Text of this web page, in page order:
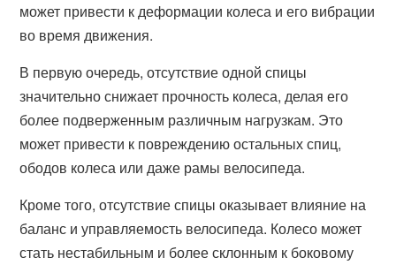
может привести к деформации колеса и его вибрации
во время движения.
В первую очередь, отсутствие одной спицы
значительно снижает прочность колеса, делая его
более подверженным различным нагрузкам. Это
может привести к повреждению остальных спиц,
ободов колеса или даже рамы велосипеда.
Кроме того, отсутствие спицы оказывает влияние на
баланс и управляемость велосипеда. Колесо может
стать нестабильным и более склонным к боковому